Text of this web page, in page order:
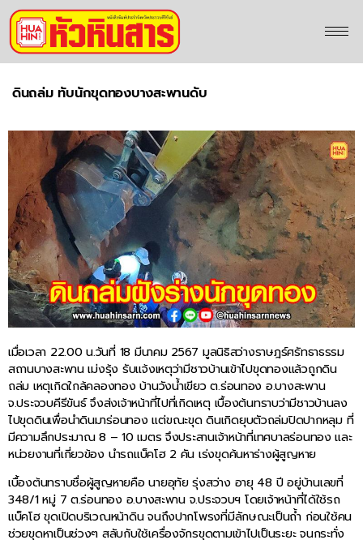
ดินถล่ม ทับนักขุดทองบางสะพานดับ
เมื่อเวลา 22.00 น.วันที่ 18 มีนาคม 2567 มูลนิธิสว่างราษฎร์ศรัทธาธรรม
สถานบางสะพาน เม่งรุ้ง รับแจ้งเหตุว่ามีชาวบ้านเข้าไปขุดทองแล้วถูกดิน
ถล่ม เหตุเกิดใกล้คลองทอง บ้านวังน้ำเขียว ต.ร่อนทอง อ.บางสะพาน
จ.ประจวบคีรีขันธ์ จึงส่งเจ้าหน้าที่ไปที่เกิดเหตุ เบื้องต้นทราบว่ามีชาวบ้านลง
ไปขุดดินเพื่อนำดินมาร่อนทอง แต่ขณะขุด ดินเกิดยุบตัวถล่มปิดปากหลุม ที่
มีความลึกประมาณ 8 – 10 เมตร จึงประสานเจ้าหน้าที่เทศบาลร่อนทอง และ
หน่วยงานที่เกี่ยวข้อง นำรถแบ็คโฮ 2 คัน เร่งขุดค้นหาร่างผู้สูญหาย
เบื้องต้นทราบชื่อผู้สูญหายคือ นายอุทัย รุ่งสว่าง อายุ 48 ปี อยู่บ้านเลขที่
348/1 หมู่ 7 ต.ร่อนทอง อ.บางสะพาน จ.ประจวบฯ โดยเจ้าหน้าที่ได้ใช้รถ
แบ็คโฮ ขุดเปิดบริเวณหน้าดิน จนถึงปากโพรงที่มีลักษณะเป็นถ้ำ ก่อนใช้คน
ช่วยขุดหาเป็นช่วงๆ สลับกับใช้เครื่องจักรขุดตามเข้าไปเป็นระยะ จนกระทั่ง